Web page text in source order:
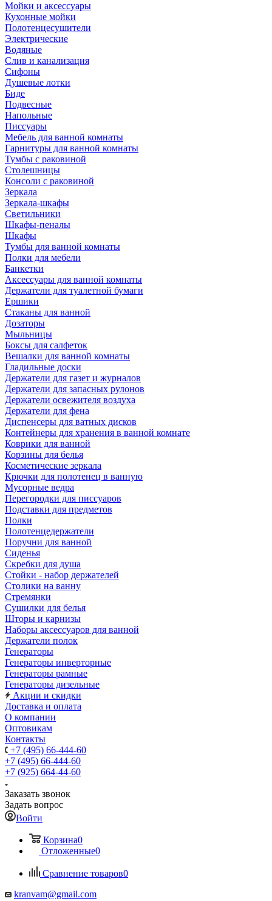
Мойки и аксессуары
Кухонные мойки
Полотенцесушители
Электрические
Водяные
Слив и канализация
Сифоны
Душевые лотки
Биде
Подвесные
Напольные
Писсуары
Мебель для ванной комнаты
Гарнитуры для ванной комнаты
Тумбы с раковиной
Столешницы
Консоли с раковиной
Зеркала
Зеркала-шкафы
Светильники
Шкафы-пеналы
Шкафы
Тумбы для ванной комнаты
Полки для мебели
Банкетки
Аксессуары для ванной комнаты
Держатели для туалетной бумаги
Ершики
Стаканы для ванной
Дозаторы
Мыльницы
Боксы для салфеток
Вешалки для ванной комнаты
Гладильные доски
Держатели для газет и журналов
Держатели для запасных рулонов
Держатели освежителя воздуха
Держатели для фена
Диспенсеры для ватных дисков
Контейнеры для хранения в ванной комнате
Коврики для ванной
Корзины для белья
Косметические зеркала
Крючки для полотенец в ванную
Мусорные ведра
Перегородки для писсуаров
Подставки для предметов
Полки
Полотенцедержатели
Поручни для ванной
Сиденья
Скребки для душа
Стойки - набор держателей
Столики на ванну
Стремянки
Сушилки для белья
Шторы и карнизы
Наборы аксессуаров для ванной
Держатели полок
Генераторы
Генераторы инверторные
Генераторы рамные
Генераторы дизельные
Акции и скидки
Доставка и оплата
О компании
Оптовикам
Контакты
+7 (495) 66-444-60
+7 (495) 66-444-60
+7 (925) 664-44-60
Заказать звонок
Задать вопрос
Войти
Корзина0
Отложенные0
Сравнение товаров0
kranvam@gmail.com